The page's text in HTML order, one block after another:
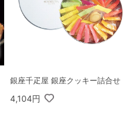
銀座千疋屋 銀座クッキー詰合せ
4,104円